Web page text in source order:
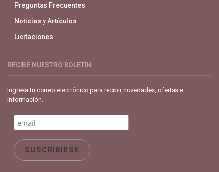
Preguntas Frecuentes
Noticias y Artículos
Licitaciones
RECIBE NUESTRO BOLETÍN
Ingresa tu correo electrónico para recibir novedades, ofertas e
información.